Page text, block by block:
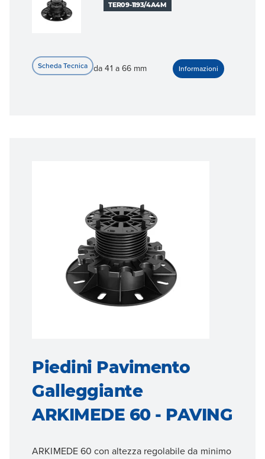
TER09-1193/4A4M
da 41 a 66 mm
Piedini Pavimento
Galleggiante
ARKIMEDE 60 - PAVING
ARKIMEDE 60 con altezza regolabile da minimo